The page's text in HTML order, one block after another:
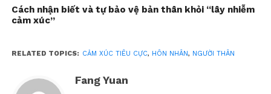
buông những lời lạnh lùng, thiếu kiên nhẫn. Có
khi chỉ là một câu trách móc vu vơ. Có khi là thái
Tôi nghĩ mình chỉ mệt, chỉ
Cách nhận biết và tự bảo vệ bản thân khỏi “lây nhiễm
cảm xúc”
RELATED TOPICS: CẢM XÚC TIÊU CỰC, HÔN NHÂN, NGƯỜI THÂN
Fang Yuan